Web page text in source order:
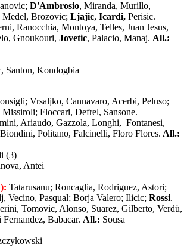
D'Ambrosio, Miranda, Murillo,
Medel, Brozovic; Ljajic, Icardi, Perisic.
Ranocchia, Montoya, Telles, Juan Jesus,
Gnoukouri, Jovetic, Palacio, Manaj. All.:
Santon, Kondogbia
Vrsaljko, Cannavaro, Acerbi, Peluso;
Floccari, Defrel, Sansone.
Ariaudo, Gazzola, Longhi, Fontanesi,
Politano, Falcinelli, Floro Flores. All.:
(3)
Antei
Tatarusanu; Roncaglia, Rodriguez, Astori;
Vecino, Pasqual; Borja Valero; Ilicic; Rossi.
Tomovic, Alonso, Suarez, Gilberto, Verdù,
Babacar. All.: Sousa